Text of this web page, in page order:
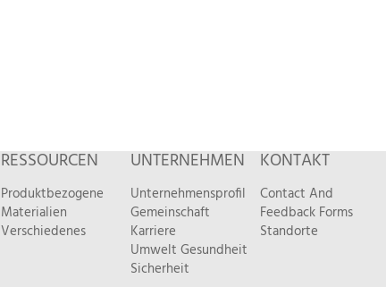
RESSOURCEN
Produktbezogene
Materialien
Verschiedenes
UNTERNEHMEN
Unternehmensprofil
Gemeinschaft
Karriere
Umwelt Gesundheit
Sicherheit
KONTAKT
Contact And
Feedback Forms
Standorte